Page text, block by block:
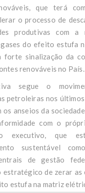
que terá
o processo de
produtivas com a
do efeito estufa
forte sinalização da
renováveis no País.
segue o
petroleiras nos últimos
os anseios da
com o
executivo, que
sustentável
de gestão
estratégico de zerar as
estufa na matriz